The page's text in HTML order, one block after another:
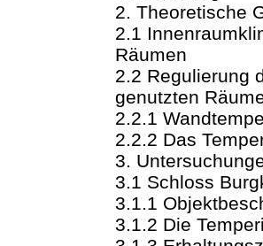
2. Theoretische
2.1
Räumen
2.2 Regulierung
genutzten
2.2.1
2.2.2 Das
3.
3.1 Schloss
3.1.1
3.1.2 Die